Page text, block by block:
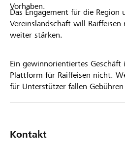
Vorhaben.
Das Engagement für die Region
Vereinslandschaft will
weiter stärken.
Ein gewinnorientiertes
Plattform für Raiffeisen nicht.
für Unterstützer fallen
Kontakt